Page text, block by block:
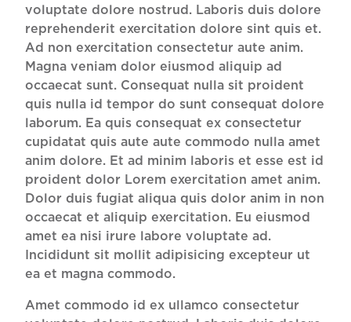
voluptate dolore nostrud. Laboris duis dolore
reprehenderit exercitation dolore sint quis et.
Ad non exercitation consectetur aute anim.
Magna veniam dolor eiusmod aliquip ad
occaecat sunt. Consequat nulla sit proident
quis nulla id tempor do sunt consequat dolore
laborum. Ea quis consequat ex consectetur
cupidatat quis aute aute commodo nulla amet
anim dolore. Et ad minim laboris et esse est id
proident dolor Lorem exercitation amet anim.
Dolor duis fugiat aliqua quis dolor anim in non
occaecat et aliquip exercitation. Eu eiusmod
amet ea nisi irure labore voluptate ad.
Incididunt sit mollit adipisicing excepteur ut
ea et magna commodo.
Amet commodo id ex ullamco consectetur